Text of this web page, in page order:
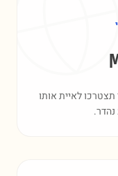
תצטרכו לאיית אותו